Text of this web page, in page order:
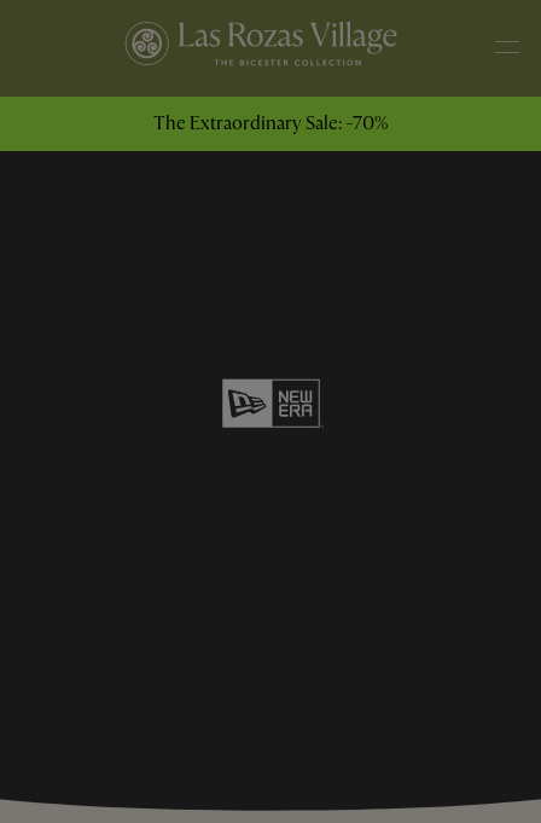
The Extraordinary Sale: -70%